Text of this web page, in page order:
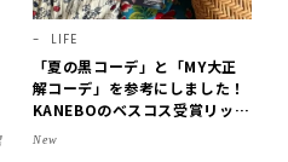
LIFE
「夏の黒コーデ」と「MY大正
解コーデ」を参考にしました！
KANEBOのベスコス受賞リップ
購入も。LEE8・9月号を読んだ
New